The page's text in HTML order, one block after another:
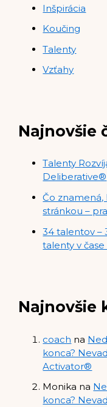
Inšpirácia
Koučing
Talenty
Vzťahy
Najnovšie
Talenty
Deliberative®
Čo
stránkou –
34 talentov –
talenty v čase
Najnovšie
coach na
konca?
Activator®
Monika na
konca?